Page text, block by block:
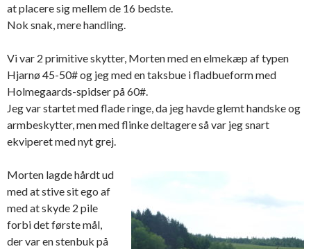
at placere sig mellem de 16 bedste.
Nok snak, mere handling.
Vi var 2 primitive skytter, Morten med en elmekæp af typen
Hjarnø 45-50# og jeg med en taksbue i fladbueform med
Holmegaards-spidser på 60#.
Jeg var startet med flade ringe, da jeg havde glemt handske og
armbeskytter, men med flinke deltagere så var jeg snart
ekviperet med nyt grej.
Morten lagde hårdt ud
med at stive sit ego af
med at skyde 2 pile
forbi det første mål,
der var en stenbuk på